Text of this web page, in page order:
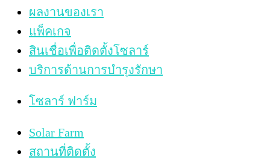
ผลงานของเรา
แพ็คเกจ
สินเชื่อเพื่อติดตั้งโซลาร์
บริการด้านการบำรุงรักษา
โซลาร์ ฟาร์ม
Solar Farm
สถานที่ติดตั้ง